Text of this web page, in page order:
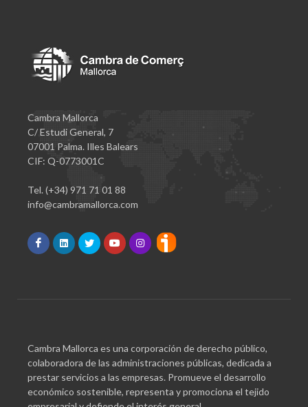
Cambra Mallorca
C/ Estudi General, 7
07001 Palma. Illes Balears
CIF: Q-0773001C
Tel. (+34) 971 71 01 88
info@cambramallorca.com
Cambra Mallorca es una corporación de derecho público,
colaboradora de las administraciones públicas, dedicada a
prestar servicios a las empresas. Promueve el desarrollo
económico sostenible, representa y promociona el tejido